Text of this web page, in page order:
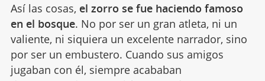
Así las cosas, el zorro se fue haciendo famoso
en el bosque. No por ser un gran atleta, ni un
valiente, ni siquiera un excelente narrador, sino
por ser un embustero. Cuando sus amigos
jugaban con él, siempre acababan